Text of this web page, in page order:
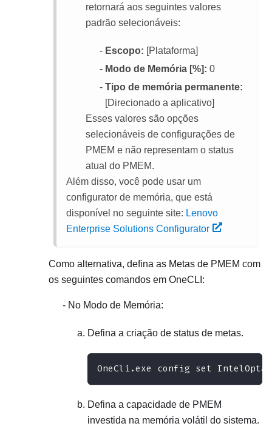
retornará aos seguintes valores
padrão selecionáveis:
Escopo: [Plataforma]
Modo de Memória [%]: 0
Tipo de memória permanente:
[Direcionado a aplicativo]
Esses valores são opções
selecionáveis de configurações de
PMEM e não representam o status
atual do PMEM.
Além disso, você pode usar um
configurator de memória, que está
disponível no seguinte site: Lenovo
Enterprise Solutions Configurator
Como alternativa, defina as Metas de PMEM com
os seguintes comandos em OneCLI:
No Modo de Memória:
Defina a criação de status de metas.
OneCli.exe config set
Defina a capacidade de PMEM
investida na memória volátil do sistema.